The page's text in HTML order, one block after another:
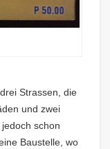
Strassen, die
und zwei
schon
Baustelle, wo